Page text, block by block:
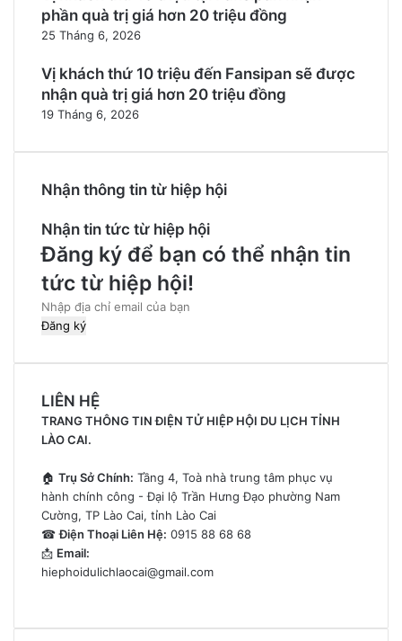
phần quà trị giá hơn 20 triệu đồng
25 Tháng 6, 2026
Vị khách thứ 10 triệu đến Fansipan sẽ được
nhận quà trị giá hơn 20 triệu đồng
19 Tháng 6, 2026
Nhận thông tin từ hiệp hội
Nhận tin tức từ hiệp hội
Đăng ký để bạn có thể nhận tin
tức từ hiệp hội!
Nhập
địa
email
bạn
LIÊN HỆ
TRANG THÔNG TIN ĐIỆN TỬ HIỆP HỘI DU LỊCH TỈNH
LÀO CAI.
🏠 Trụ Sở Chính: Tầng 4, Toà nhà trung tâm phục vụ
hành chính công - Đại lộ Trần Hưng Đạo phường Nam
Cường, TP Lào Cai, tỉnh Lào Cai
☎Điện Thoại Liên Hệ: 0915 88 68 68
📩 Email:
hiephoidulichlaocai@gmail.com